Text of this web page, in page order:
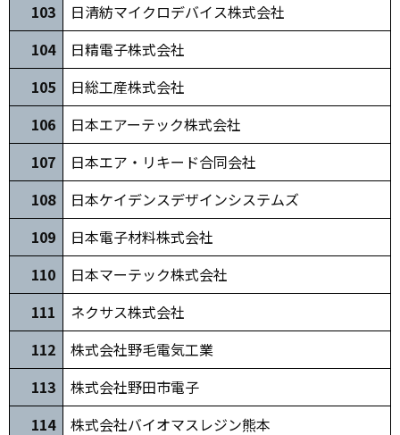
103
日清紡マイクロデバイス株式会社
104
日精電子株式会社
105
日総工産株式会社
106
日本エアーテック株式会社
107
日本エア・リキード合同会社
108
日本ケイデンスデザインシステムズ
109
日本電子材料株式会社
110
日本マーテック株式会社
111
ネクサス株式会社
112
株式会社野毛電気工業
113
株式会社野田市電子
114 株式会社バイオマスレジン熊本